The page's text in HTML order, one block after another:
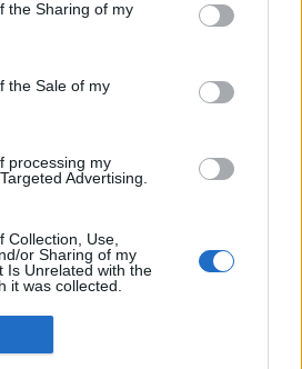
the Sharing of my
the Sale of my
processing my
Advertising.
Collection, Use,
or Sharing of my
Is Unrelated with the
it was collected.
Comic8 Event
, männlich, <
1.780 Punkte für Erfolge: 600
, weiblich, <
492 Punkte für Erfolge: 160
71, <
1.031 Punkte für Erfolge: 340
<